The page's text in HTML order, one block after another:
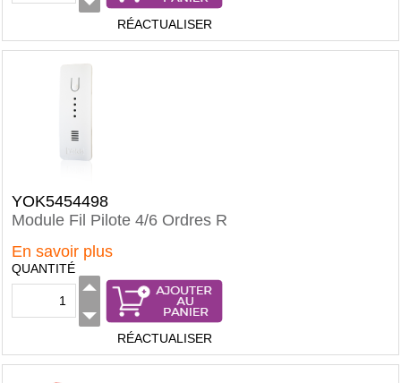
RÉACTUALISER
YOK5454498
Module Fil Pilote 4/6 Ordres R
En savoir plus
QUANTITÉ
RÉACTUALISER